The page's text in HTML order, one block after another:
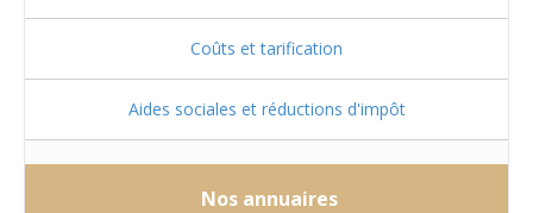
Coûts et tarification
Aides sociales et réductions d'impôt
Nos annuaires